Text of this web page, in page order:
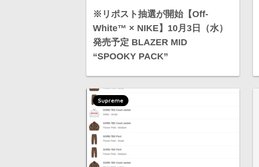
※リポスト抽選が開始【Off-
White™ × NIKE】10月3日（水）
発売予定 BLAZER MID
“SPOOKY PACK”
Supreme